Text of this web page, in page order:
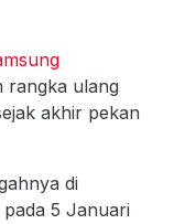
rangka ulang
akhir pekan
di
5 Januari